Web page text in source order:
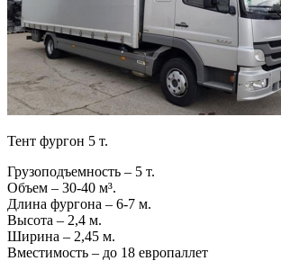
Тент фургон 5 т.
Грузоподъемность – 5 т.
Объем – 30-40 м³.
Длина фургона – 6-7 м.
Высота – 2,4 м.
Ширина – 2,45 м.
Вместимость – до 18 европаллет